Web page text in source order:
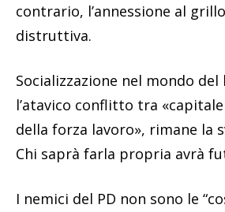
contrario, l’annessione al
distruttiva.
Socializzazione nel mondo
l’atavico conflitto tra
della forza lavoro», rimane la
Chi saprà farla propria avrà
I nemici del PD non sono le